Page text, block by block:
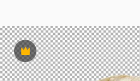
Premium